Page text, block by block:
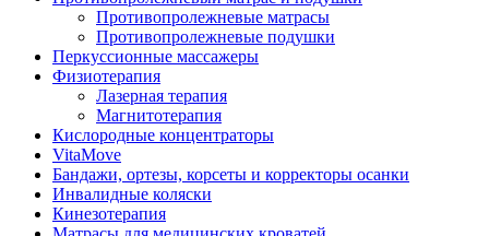
Противопролежневые матрасы
Противопролежневые подушки
Перкуссионные массажеры
Физиотерапия
Лазерная терапия
Магнитотерапия
Кислородные концентраторы
VitaMove
Бандажи, ортезы, корсеты и корректоры осанки
Инвалидные коляски
Кинезотерапия